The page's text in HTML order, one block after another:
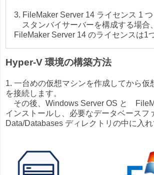
3. FileMaker Server 14 ライセンス 1 つ
スタンバイサーバーを構成する場合
FileMaker Server 14 のライセンスは1
Hyper-V 環境の構築方法
1. 一台めの仮想マシンを作成してから仮
を接続します。
その後、Windows Server OS と
インストールし、必要なデータベースフ
Data/Databases ディレクトリの中に入れ